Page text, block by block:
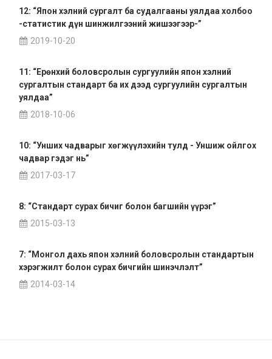
12: “Япон хэлний сургалт ба судалгааны уялдаа холбоо
-статистик дүн шинжилгээний жишээгээр-”
2019-10-20
11: “Ерөнхий боловсролын сургуулийн япон хэлний
сургалтын стандарт ба их дээд сургуулийн сургалтын
уялдаа”
2018-10-06
10: “Унших чадварыг хөгжүүлэхийн тулд - Уншиж ойлгох
чадвар гэдэг нь”
2017-03-17
8: “Стандарт сурах бичиг болон багшийн үүрэг”
2015-03-13
7: “Монгол дахь япон хэлний боловсролын стандартын
хэрэгжилт болон сурах бичгийн шинэчлэлт”
2014-03-14